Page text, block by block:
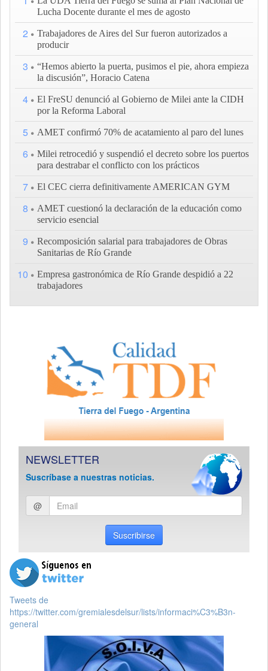
Lucha Docente durante el mes de agosto
2
Trabajadores de Aires del Sur fueron autorizados a
producir
3
“Hemos abierto la puerta, pusimos el pie, ahora empieza
la discusión”, Horacio Catena
4
El FreSU denunció al Gobierno de Milei ante la CIDH
por la Reforma Laboral
5 AMET confirmó 70% de acatamiento al paro del lunes
6
Milei retrocedió y suspendió el decreto sobre los puertos
para destrabar el conflicto con los prácticos
7 El CEC cierra definitivamente AMERICAN GYM
8
AMET cuestionó la declaración de la educación como
servicio esencial
9
Recomposición salarial para trabajadores de Obras
Sanitarias de Río Grande
10
Empresa gastronómica de Río Grande despidió a 22
trabajadores
NEWSLETTER
Suscríbase a nuestras noticias.
Ingresar
email
@
Suscribirse
Tweets de
https://twitter.com/gremialesdelsur/lists/informaci%C3%B3n-
general